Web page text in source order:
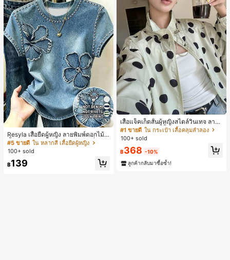
17
Resyla เสื้อยืดผู้หญิง ลายพิมพ์ดอกไม้สี
น้ำเงินวินเทจ เสื้อสำหรับออกไปเที่ยวฤ
ดูร้อน ดีไซน์กราฟิก สบายๆ อเนกประสง
องเที่ยวกลางแจ้ง
#5 ขายดี ใน หลากสี เสื้อยืดผู้หญิง
100+ sold
฿139
เสื้อแจ็คเก็ตสั้นผู้หญิงสไตล์วินเทจ ลายจุ
ดขนาดใหญ่ คอตั้ง เอวเข้ารูป แขนพอง
ทรงหลวม แฟชั่นอเนกประสงค์ สำหรับใ
#1 ขายดี ใน กระเป๋า เสื้อคลุมลำลอง
100+ sold
฿368 -10%
ลูกค้ากลับมาซื้อซ้ำ!